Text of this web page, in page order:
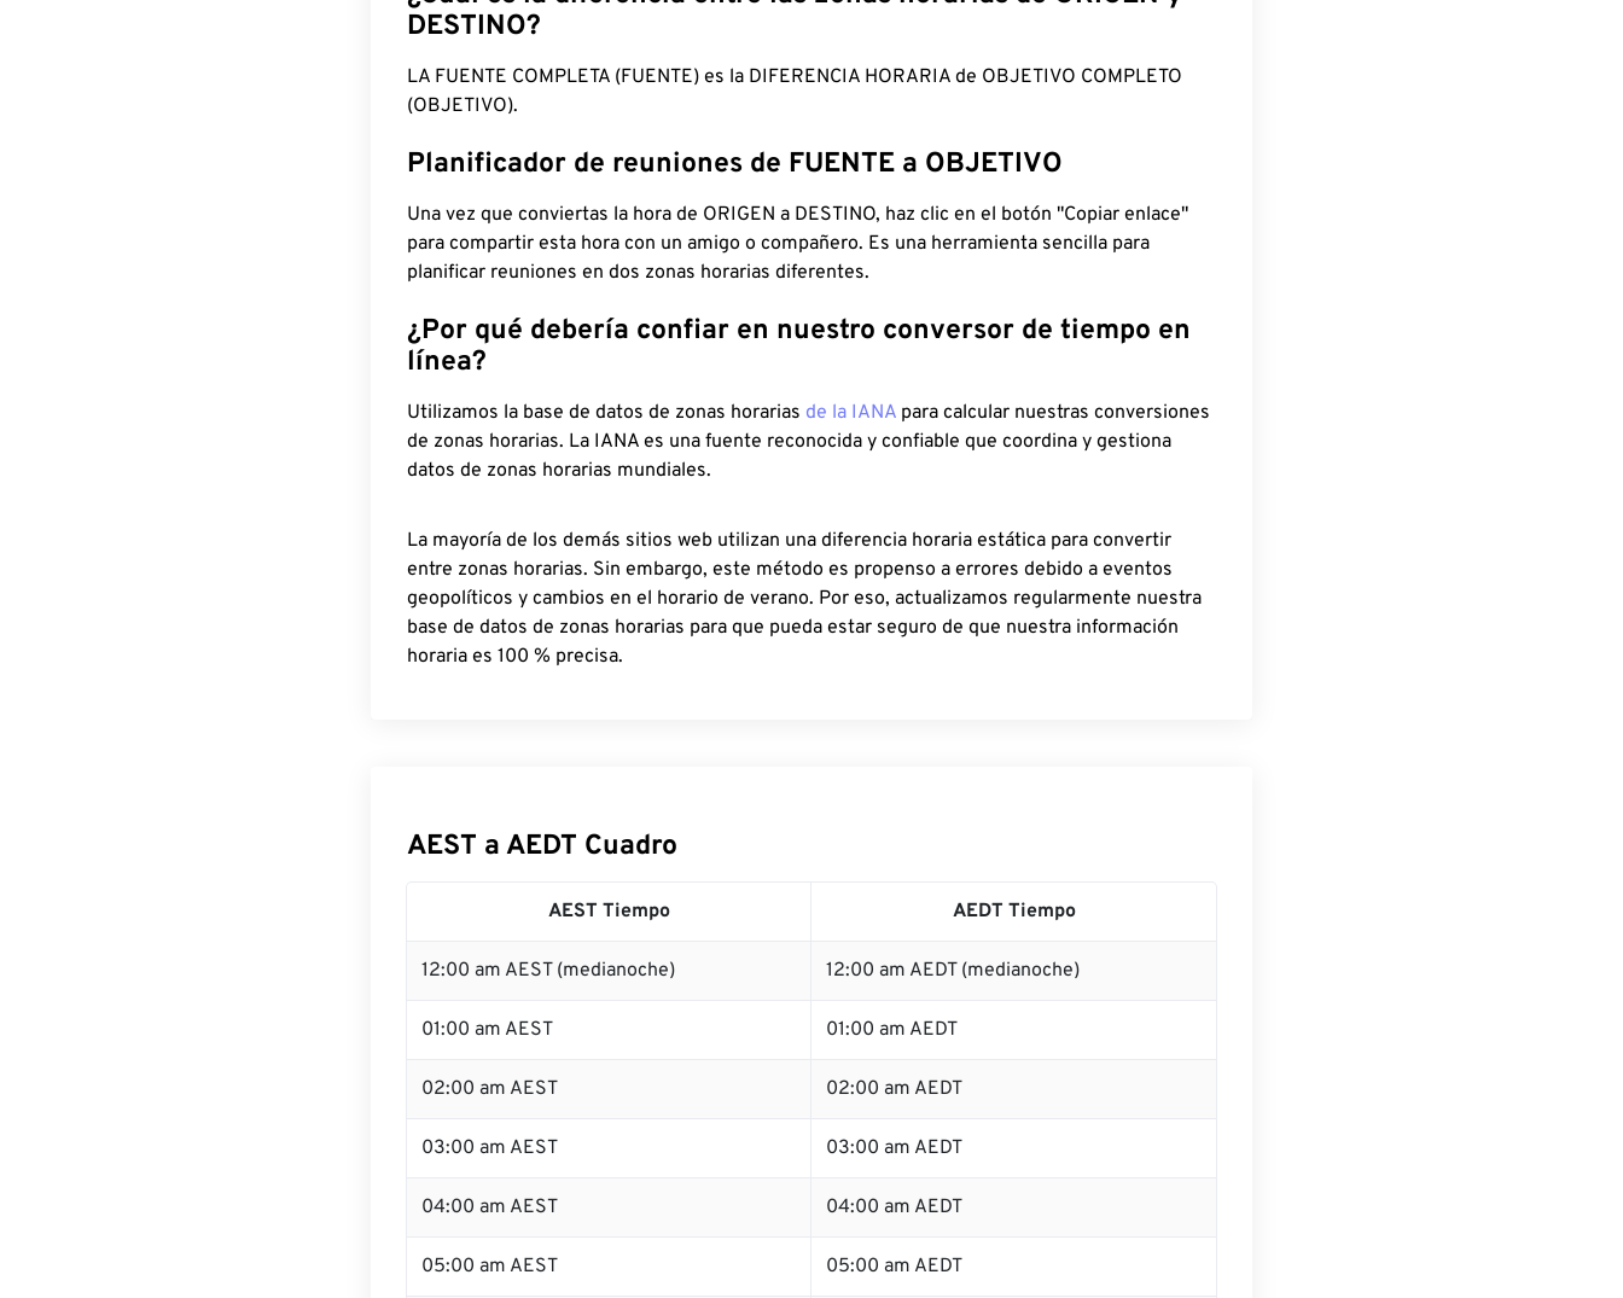
DESTINO?
LA FUENTE COMPLETA (FUENTE) es la DIFERENCIA HORARIA de OBJETIVO COMPLETO
(OBJETIVO).
Planificador de reuniones de FUENTE a OBJETIVO
Una vez que conviertas la hora de ORIGEN a DESTINO, haz clic en el botón "Copiar enlace"
para compartir esta hora con un amigo o compañero. Es una herramienta sencilla para
planificar reuniones en dos zonas horarias diferentes.
¿Por qué debería confiar en nuestro conversor de tiempo en
línea?
Utilizamos la base de datos de zonas horarias de la IANA para calcular nuestras conversiones
de zonas horarias. La IANA es una fuente reconocida y confiable que coordina y gestiona
datos de zonas horarias mundiales.
La mayoría de los demás sitios web utilizan una diferencia horaria estática para convertir
entre zonas horarias. Sin embargo, este método es propenso a errores debido a eventos
geopolíticos y cambios en el horario de verano. Por eso, actualizamos regularmente nuestra
base de datos de zonas horarias para que pueda estar seguro de que nuestra información
horaria es 100 % precisa.
AEST a AEDT Cuadro
AEST Tiempo AEDT Tiempo
12:00 am AEST (medianoche) 12:00 am AEDT (medianoche)
01:00 am AEST 01:00 am AEDT
02:00 am AEST 02:00 am AEDT
03:00 am AEST 03:00 am AEDT
04:00 am AEST 04:00 am AEDT
05:00 am AEST 05:00 am AEDT